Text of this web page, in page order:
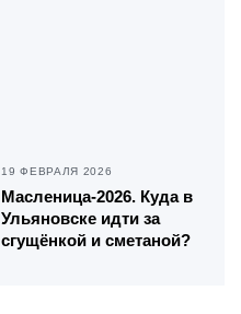
19 ФЕВРАЛЯ 2026
Масленица-2026. Куда в
Ульяновске идти за
сгущёнкой и сметаной?